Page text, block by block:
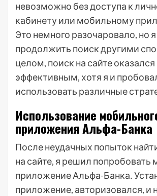
невозможно без доступа к
кабинету или мобильному
Это немного разочаровало, но
продолжить поиск другими
целом, поиск на сайте оказался
эффективным, хотя я и
использовать различные
Использование
приложения Альфа-Банка
После неудачных попыток
на сайте, я решил попробовать
приложение Альфа-Банка․
приложение, авторизовался, и